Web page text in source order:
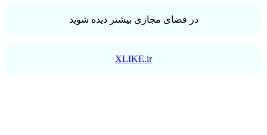
در فضای مجازی بیشتر دیده شوید
XLIKE.ir